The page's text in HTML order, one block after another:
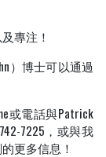
專注！
）博士可以通過
或電話與Patrick
7225，或與我
更多信息！